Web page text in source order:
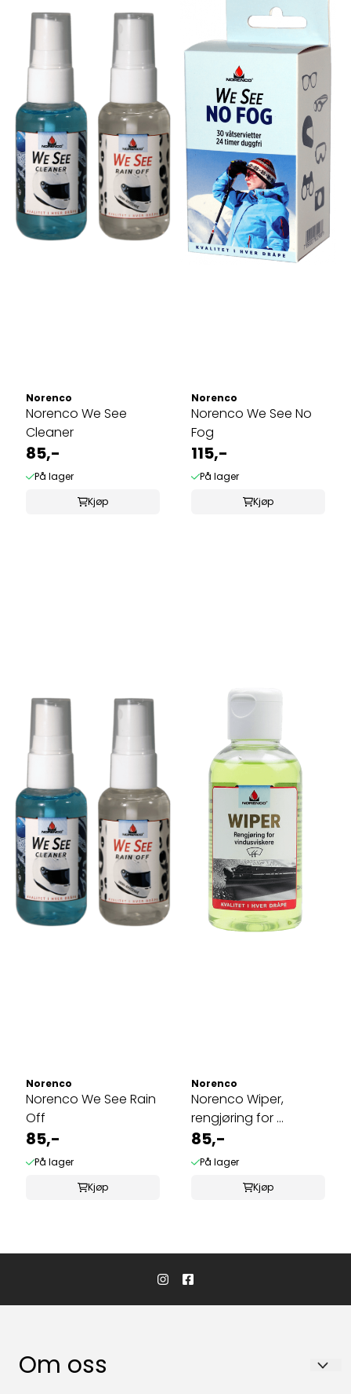
Norenco
Norenco We See
Cleaner
85,-
På lager
Kjøp
Norenco
Norenco We See No
Fog
115,-
På lager
Kjøp
Norenco
Norenco We See Rain
Off
85,-
På lager
Kjøp
Norenco
Norenco Wiper,
rengjøring for ...
85,-
På lager
Kjøp
Om oss